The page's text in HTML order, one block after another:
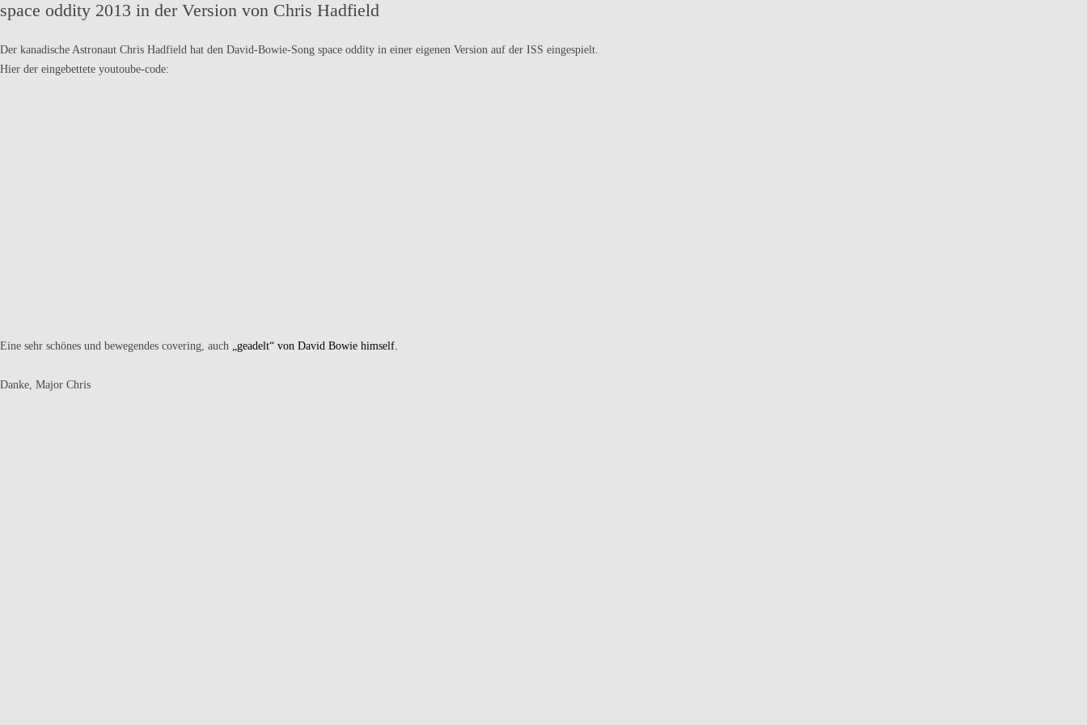
space oddity 2013 in der Version von Chris Hadfield
Der kanadische Astronaut Chris Hadfield hat den David-Bowie-Song space oddity in einer eigenen Version auf der ISS eingespielt.
Hier der eingebettete youtoube-code:
Eine sehr schönes und bewegendes covering, auch „geadelt“ von David Bowie himself.
Danke, Major Chris